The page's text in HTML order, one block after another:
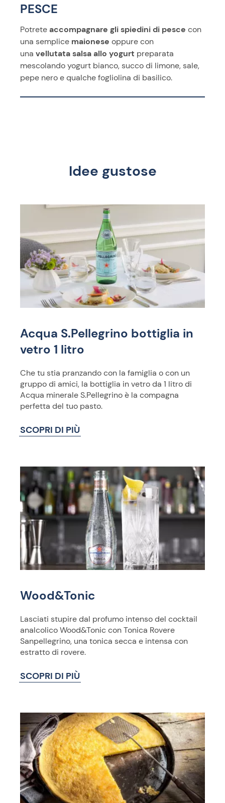
PESCE
Potreteaccompagnare gli spiedini di pesce con
una semplice maionese oppure con
una vellutata salsa allo yogurt preparata
mescolando yogurt bianco, succo di limone, sale,
pepe nero e qualche fogliolina di basilico.
Idee gustose
Acqua S.Pellegrino bottiglia in
vetro 1 litro
Che tu stia pranzando con la famiglia o con un
gruppo di amici, la bottiglia in vetro da 1 litro di
Acqua minerale S.Pellegrino è la compagna
perfetta del tuo pasto.
SCOPRI DI PIÙ
Wood&Tonic
Lasciati stupire dal profumo intenso del cocktail
analcolico Wood&Tonic con Tonica Rovere
Sanpellegrino, una tonica secca e intensa con
estratto di rovere.
SCOPRI DI PIÙ